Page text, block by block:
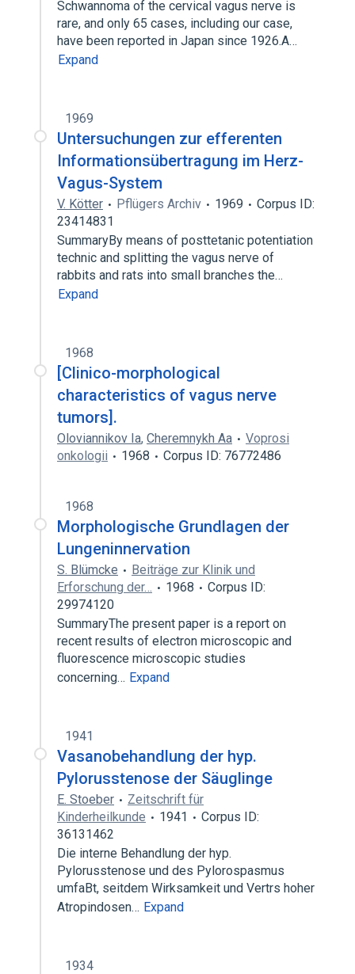
Schwannoma of the cervical vagus nerve is
rare, and only 65 cases, including our case,
have been reported in Japan since 1926.A…
Expand
1969
Untersuchungen zur efferenten
Informationsübertragung im Herz-
Vagus-System
V. Kötter Pflügers Archiv 1969
Corpus ID:
23414831
SummaryBy means of posttetanic potentiation
technic and splitting the vagus nerve of
rabbits and rats into small branches the…
Expand
1968
[Clinico-morphological
characteristics of vagus nerve
tumors].
Oloviannikov Ia, Cheremnykh Aa
Voprosi
onkologii
1968 Corpus ID: 76772486
1968
Morphologische Grundlagen der
Lungeninnervation
S. Blümcke
Beiträge zur Klinik und
Erforschung der…
1968
Corpus ID:
29974120
SummaryThe present paper is a report on
recent results of electron microscopic and
fluorescence microscopic studies
concerning… Expand
1941
Vasanobehandlung der hyp.
Pylorusstenose der Säuglinge
E. Stoeber
Zeitschrift für
Kinderheilkunde
1941
Corpus ID:
36131462
Die interne Behandlung der hyp.
Pylorusstenose und des Pylorospasmus
umfaBt, seitdem Wirksamkeit und Vertrs hoher
Atropindosen… Expand
1934